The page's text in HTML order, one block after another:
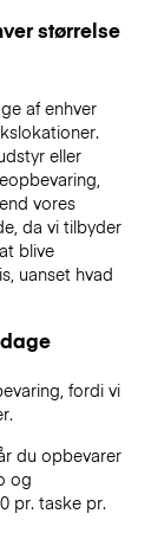
størrelse
af enhver
eller
vores
da vi tilbyder
blive
uanset hvad
fordi vi
du opbevarer
og
pr. taske pr.